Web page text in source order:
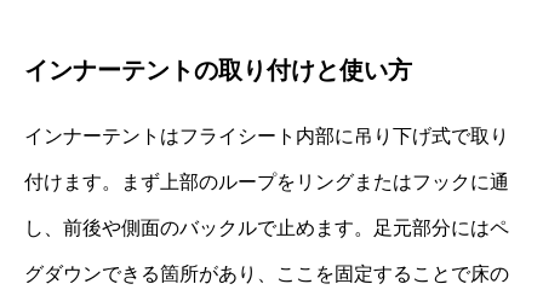
インナーテントの取り付けと使い方
インナーテントはフライシート内部に吊り下げ式で取り
付けます。まず上部のループをリングまたはフックに通
し、前後や側面のバックルで止めます。足元部分にはペ
グダウンできる箇所があり、ここを固定することで床の